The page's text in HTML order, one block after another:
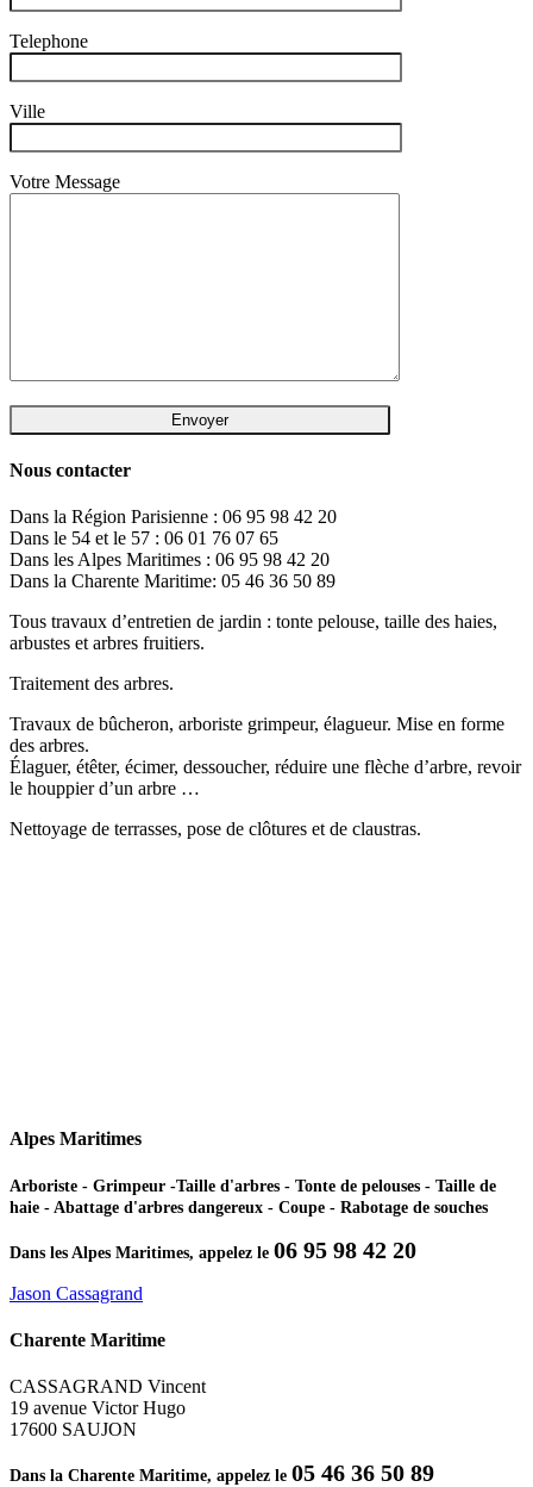
Telephone
Ville
Votre Message
Nous contacter
Dans la Région Parisienne : 06 95 98 42 20
Dans le 54 et le 57 : 06 01 76 07 65
Dans les Alpes Maritimes : 06 95 98 42 20
Dans la Charente Maritime: 05 46 36 50 89
Tous travaux d’entretien de jardin : tonte pelouse, taille des haies,
arbustes et arbres fruitiers.
Traitement des arbres.
Travaux de bûcheron, arboriste grimpeur, élagueur. Mise en forme
des arbres.
Élaguer, étêter, écimer, dessoucher, réduire une flèche d’arbre, revoir
le houppier d’un arbre …
Nettoyage de terrasses, pose de clôtures et de claustras.
Alpes Maritimes
Arboriste - Grimpeur -Taille d'arbres - Tonte de pelouses - Taille de
haie - Abattage d'arbres dangereux - Coupe - Rabotage de souches
Dans les Alpes Maritimes, appelez le 06 95 98 42 20
Jason Cassagrand
Charente Maritime
CASSAGRAND Vincent
19 avenue Victor Hugo
17600 SAUJON
Dans la Charente Maritime, appelez le 05 46 36 50 89